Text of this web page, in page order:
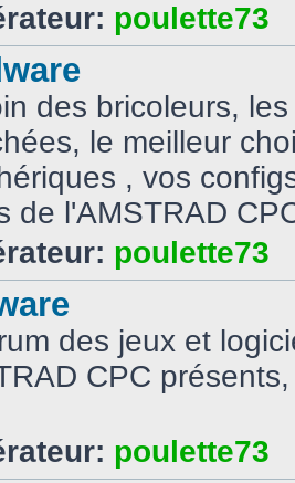
poulette73
des bricoleurs,
le meilleur
, vos
de l'AMSTRAD
poulette73
des jeux et
CPC
poulette73